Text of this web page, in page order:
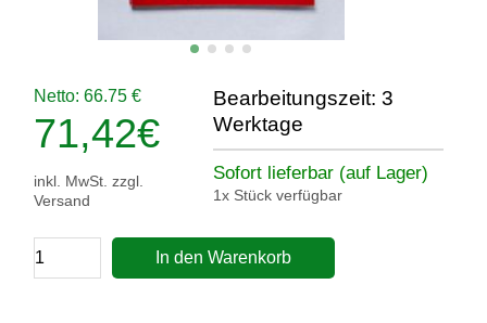
Netto: 66.75 €
71,42€
inkl. MwSt. zzgl.
Versand
In den Warenkorb
Bearbeitungszeit: 3
Werktage
Sofort lieferbar (auf Lager)
1x Stück verfügbar